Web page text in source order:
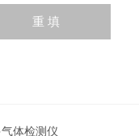
体检测仪